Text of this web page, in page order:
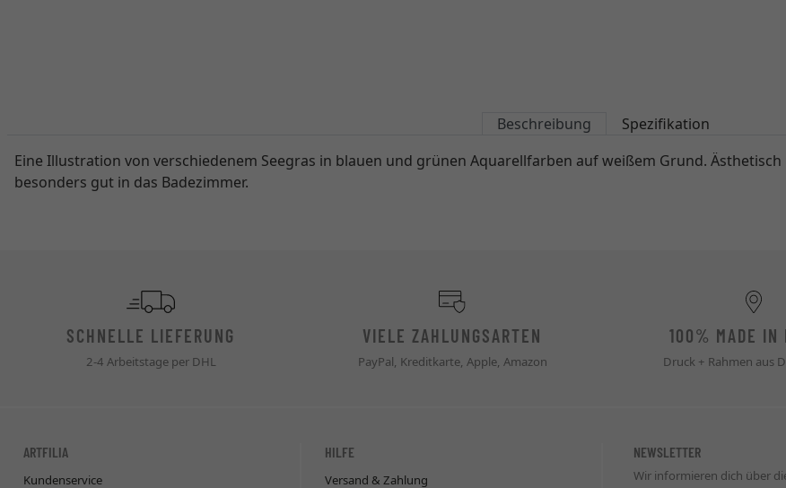
Beschreibung
Spezifikation
Eine Illustration von verschiedenem Seegras in blauen und grünen Aquarellfarben auf weißem Grund.
besonders gut in das Badezimmer.
SCHNELLE LIEFERUNG
2-4 Arbeitstage per DHL
VIELE ZAHLUNGSARTEN
PayPal, Kreditkarte, Apple, Amazon
100% MADE IN
Druck + Rahmen aus
ARTFILIA
Kundenservice
HILFE
Versand & Zahlung
NEWSLETTER
Wir informieren dich über